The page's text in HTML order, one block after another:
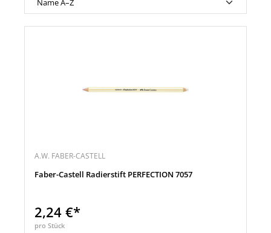
A.W. FABER-CASTELL
Faber-Castell Radierstift PERFECTION 7057
2,24 €*
pro Stück